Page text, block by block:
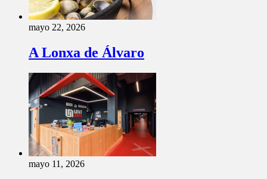
mayo 22, 2026
A Lonxa de Álvaro
mayo 11, 2026